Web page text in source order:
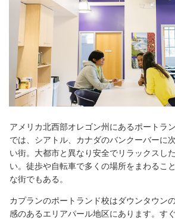
アメリカ北西部オレゴン州にあるポートラ
では、シアトル、カナダのバンクーバーに
い街。大都市と異なり安全でリラックスし
い。徒歩や自転車で多くの場所をまわるこ
な街でもある。
カプランのポートランド校はダウンタウン
感のあるエリアパール地区にあります。す